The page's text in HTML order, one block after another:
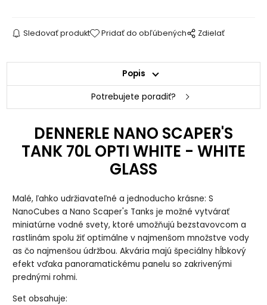
Sledovať produkt Pridať do obľúbených Zdielať
Popis
Potrebujete poradiť?
DENNERLE NANO SCAPER'S
TANK 70L OPTI WHITE - WHITE
GLASS
Malé, ľahko udržiavateľné a jednoducho krásne: S
NanoCubes a Nano Scaper's Tanks je možné vytvárať
miniatúrne vodné svety, ktoré umožňujú bezstavovcom a
rastlinám spolu žiť optimálne v najmenšom množstve vody
as čo najmenšou údržbou. Akvária majú špeciálny hĺbkový
efekt vďaka panoramatickému panelu so zakrivenými
prednými rohmi.
Set obsahuje: